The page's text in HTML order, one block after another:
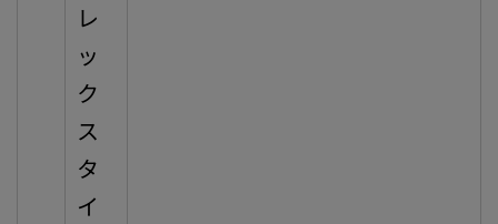
レ
ッ
ク
ス
タ
イ